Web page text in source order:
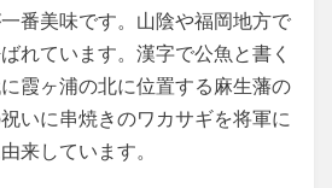
番美味です。山陰や福岡地方で
れています。漢字で公魚と書く
霞ヶ浦の北に位置する麻生藩の
いに串焼きのワカサギを将軍に
来しています。